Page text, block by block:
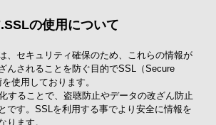
の使用について
、セキュリティ確保のため、これらの情報が
んされることを防ぐ目的でSSL（Secure
使用しております。
することで、盗聴防止やデータの改ざん防止
です。SSLを利用する事でより安全に情報を
ります。